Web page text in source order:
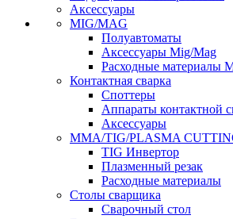
Аксессуары
MIG/MAG
Полуавтоматы
Аксессуары Mig/Mag
Расходные материалы
Контактная сварка
Споттеры
Аппараты контактной
Аксессуары
MMA/TIG/PLASMA
TIG Инвертор
Плазменный резак
Расходные материалы
Столы сварщика
Сварочный стол